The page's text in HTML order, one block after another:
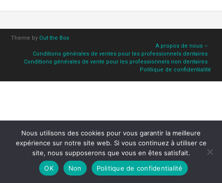
Theme by Out the Box
A propos de nous –
Conditions générales de ventes pour les professionnels dentaires
Conditions générales de vente pour les professionnels non dentaires
Politique de confidentialité
Nous utilisons des cookies pour vous garantir la meilleure
expérience sur notre site web. Si vous continuez à utiliser ce
site, nous supposerons que vous en êtes satisfait.
OK
Non Politique de confidentialité